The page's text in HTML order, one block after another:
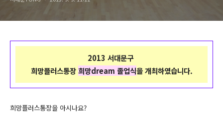
2013 서대문구
희망플러스통장희망dream 졸업식을 개최하였습니다.
희망플러스통장을 아시나요?